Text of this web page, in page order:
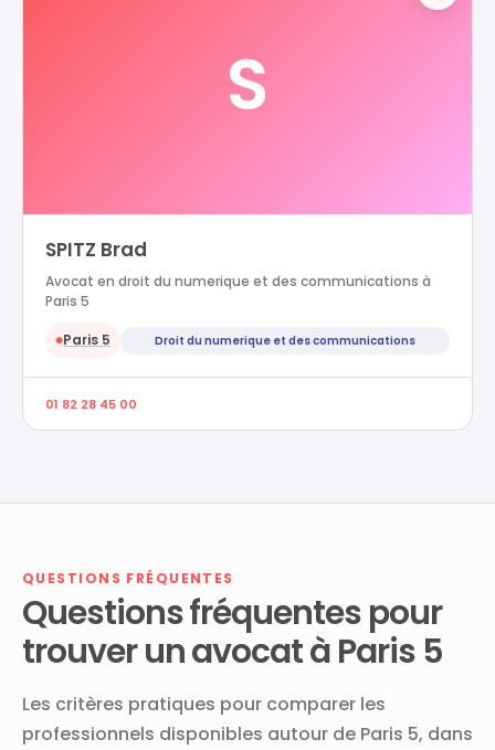
S
SPITZ Brad
Avocat en droit du numerique et des communications à
Paris 5
●Paris 5 Droit du numerique et des communications
01 82 28 45 00
QUESTIONS FRÉQUENTES
Questions fréquentes pour
trouver un avocat à Paris 5
Les critères pratiques pour comparer les
professionnels disponibles autour de Paris 5, dans